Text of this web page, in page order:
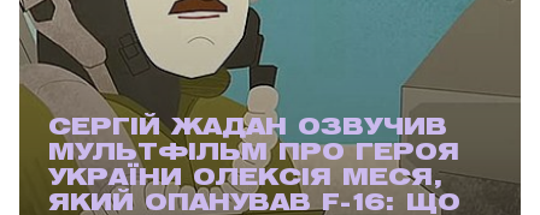
СЕРГІЙ ЖАДАН ОЗВУЧИВ
МУЛЬТФІЛЬМ ПРО ГЕРОЯ
УКРАЇНИ ОЛЕКСІЯ МЕСЯ,
ЯКИЙ ОПАНУВАВ F-16: ЩО